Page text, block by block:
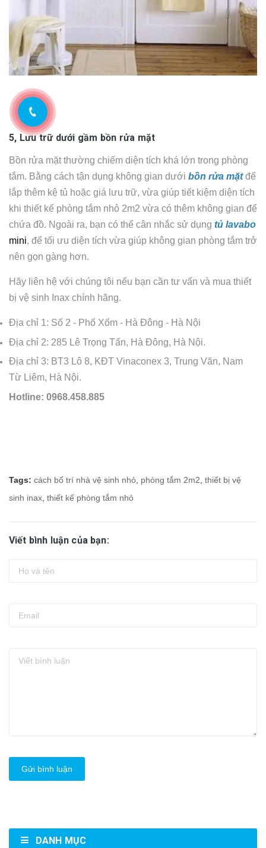
5, Lưu trữ dưới gầm bồn rửa mặt
Bồn rửa mặt thường chiếm diện tích khá lớn trong phòng
tắm. Bằng cách tận dụng không gian dưới bồn rửa mặtđể
lắp thêm kệ tủ hoặc giá lưu trữ, vừa giúp tiết kiệm diện tích
khi thiết kế phòng tắm nhỏ 2m2 vừa có thêm không gian để
chứa đồ. Ngoài ra, bạn có thể cân nhắc sử dụng tủ lavabo
mini, để tối ưu diện tích vừa giúp không gian phòng tắm trở
nên gọn gàng hơn.
Hãy liên hệ với chúng tôi nếu bạn cần tư vấn và mua thiết
bị vệ sinh Inax chính hãng.
Địa chỉ 1: Số 2 - Phố Xốm - Hà Đông - Hà Nội
Địa chỉ 2: 285 Lê Trọng Tấn, Hà Đông, Hà Nội.
Địa chỉ 3: BT3 Lô 8, KĐT Vinaconex 3, Trung Văn, Nam
Từ Liêm, Hà Nội.
Hotline: 0968.458.885
Tags: cách bố trí nhà vệ sinh nhỏ phòng tắm 2m2 thiết bị vệ
sinh inax thiết kế phòng tắm nhỏ
Viết bình luận của bạn:
Gửi bình luận
DANH MỤC